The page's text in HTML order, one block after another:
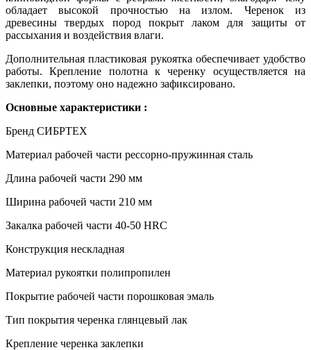
обладает высокой прочностью на излом. Черенок из
древесины твердых пород покрыт лаком для защиты от
рассыхания и воздействия влаги.
Дополнительная пластиковая рукоятка обеспечивает удобство
работы. Крепление полотна к черенку осуществляется на
заклепки, поэтому оно надежно зафиксировано.
Основные характеристики :
Бренд СИБРТЕХ
Материал рабочей части рессорно-пружинная сталь
Длина рабочей части 290 мм
Ширина рабочей части 210 мм
Закалка рабочей части 40-50 HRC
Конструкция нескладная
Материал рукоятки полипропилен
Покрытие рабочей части порошковая эмаль
Тип покрытия черенка глянцевый лак
Крепление черенка заклепки